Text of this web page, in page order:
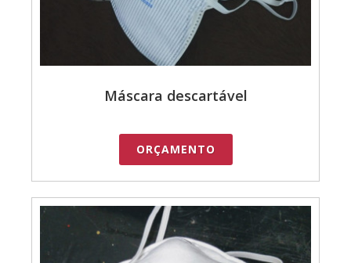
Máscara descartável
ORÇAMENTO